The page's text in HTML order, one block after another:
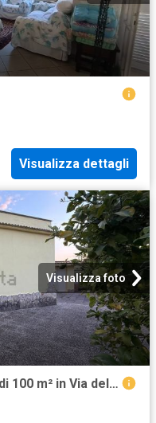
Visualizza dettagli
Visualizza foto
Villetta indipendente in affitto di 100 m² in Via della Cometa